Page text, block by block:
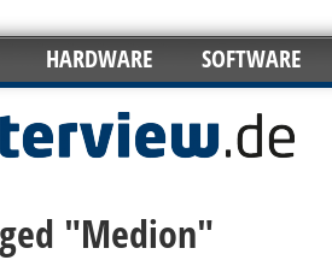
HARDWARE SOFTWARE
"Medion"